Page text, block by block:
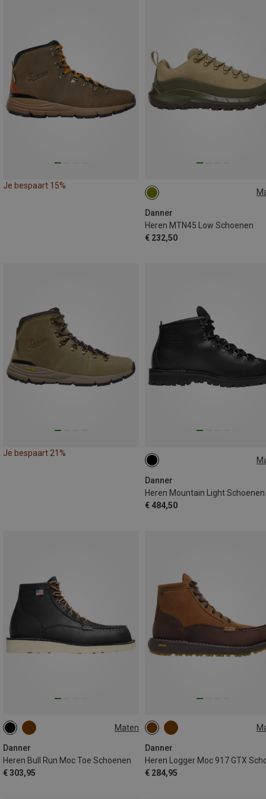
Je bespaart 15%
Danner
Heren MTN45 Low Schoenen
€ 232,50
41.5
Je bespaart 21%
Danner
Heren Mountain Light Schoenen
€ 484,50
43
45
46
Maten
Danner
Heren Bull Run Moc Toe Schoenen
€ 303,95
43.5 46
Danner
€ 284,95
42 43 46